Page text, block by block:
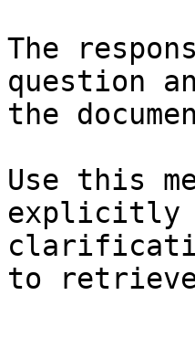
The
question
the
Use this
explicitly